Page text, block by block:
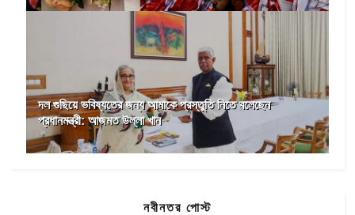
দল গুছিয়ে ভবিষ্যতের জন্য আমাকে প্রস্তুতি নিতে বলেছেন
প্রধানমন্ত্রী: আজমত উল্লা খান
নবীনতর পোস্ট